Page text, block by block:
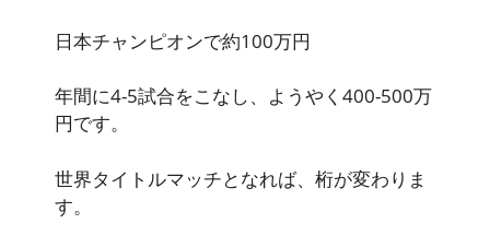
日本チャンピオンで約100万円
年間に4-5試合をこなし、ようやく400-500万
円です。
世界タイトルマッチとなれば、桁が変わりま
す。